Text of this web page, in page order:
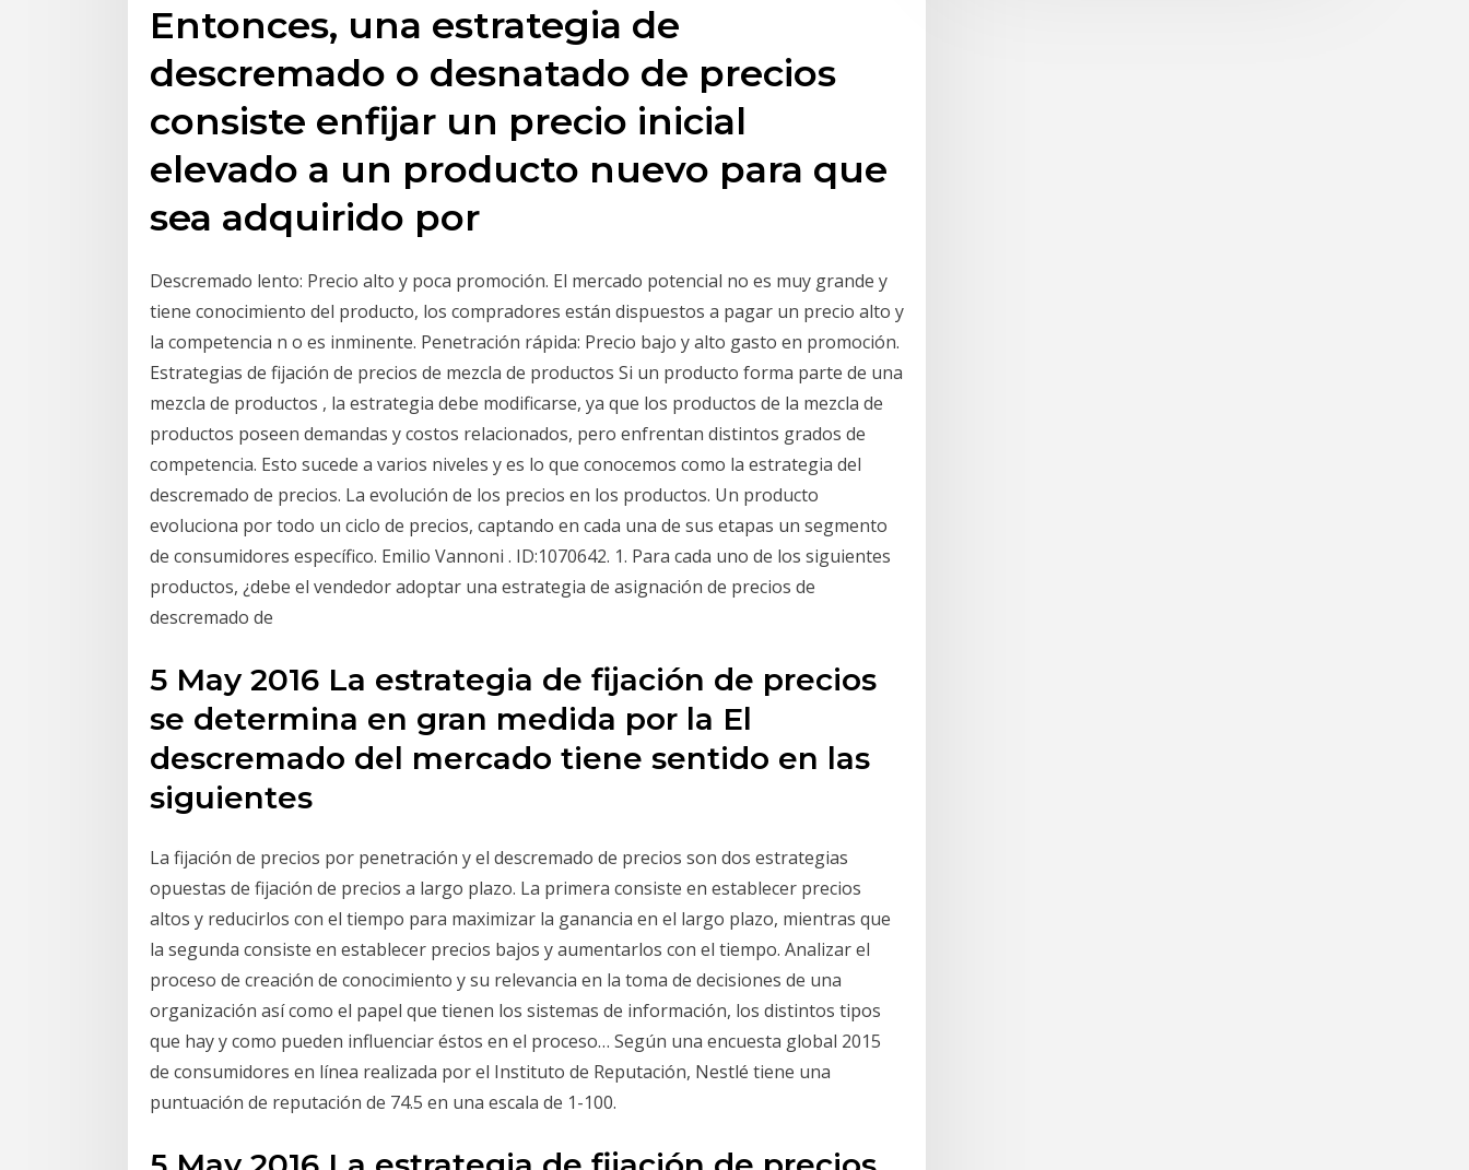
Entonces, una estrategia de
descremado o desnatado de precios
consiste enfijar un precio inicial
elevado a un producto nuevo para que
sea adquirido por
Descremado lento: Precio alto y poca promoción. El mercado potencial no es muy grande y
tiene conocimiento del producto, los compradores están dispuestos a pagar un precio alto y
la competencia n o es inminente. Penetración rápida: Precio bajo y alto gasto en promoción.
Estrategias de fijación de precios de mezcla de productos Si un producto forma parte de una
mezcla de productos , la estrategia debe modificarse, ya que los productos de la mezcla de
productos poseen demandas y costos relacionados, pero enfrentan distintos grados de
competencia. Esto sucede a varios niveles y es lo que conocemos como la estrategia del
descremado de precios. La evolución de los precios en los productos. Un producto
evoluciona por todo un ciclo de precios, captando en cada una de sus etapas un segmento
de consumidores específico. Emilio Vannoni . ID:1070642. 1. Para cada uno de los siguientes
productos, ¿debe el vendedor adoptar una estrategia de asignación de precios de
descremado de
5 May 2016 La estrategia de fijación de precios
se determina en gran medida por la El
descremado del mercado tiene sentido en las
siguientes
La fijación de precios por penetración y el descremado de precios son dos estrategias
opuestas de fijación de precios a largo plazo. La primera consiste en establecer precios
altos y reducirlos con el tiempo para maximizar la ganancia en el largo plazo, mientras que
la segunda consiste en establecer precios bajos y aumentarlos con el tiempo. Analizar el
proceso de creación de conocimiento y su relevancia en la toma de decisiones de una
organización así como el papel que tienen los sistemas de información, los distintos tipos
que hay y como pueden influenciar éstos en el proceso… Según una encuesta global 2015
de consumidores en línea realizada por el Instituto de Reputación, Nestlé tiene una
puntuación de reputación de 74.5 en una escala de 1-100.